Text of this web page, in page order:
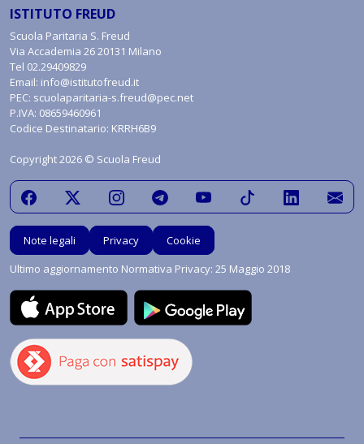
ISTITUTO FREUD
Scuola Paritaria S. Freud
Via Accademia 26 20131 Milano
Tel 02.29409829
Email: info@istitutofreud.it
PEC: scuolaparitaria-s.freud@pec.net
P.IVA: 08659460961
Codice Destinatario: KRRH6B9
Copyright 2026 © Scuola Freud
Note legali Privacy
Cookie
Ultimo aggiornamento Normativa Privacy: 25 Maggio 2018